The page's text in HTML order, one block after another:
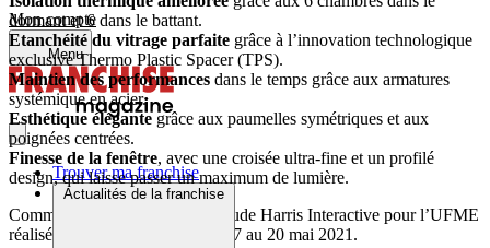
Mon compte
Menu
Trouver ma franchise
Actualités de la franchise
dormant et 6 dans le battant.
Etanchéité du vitrage parfaite grâce à l’innovation technologique
exclusive Thermo Plastic Spacer (TPS).
Maintien des performances dans le temps grâce aux armatures
systémique en acier.
Esthétique élégantegrâce aux paumelles symétriques et aux
poignées centrées.
Finesse de la fenêtre, avec une croisée ultra-fine et un profilé
design, qui laisse passer un maximum de lumière.
Comme 65% des Français*. *Etude Harris Interactive pour l’UFME
réalisée sur 1053 personnes du 17 au 20 mai 2021.